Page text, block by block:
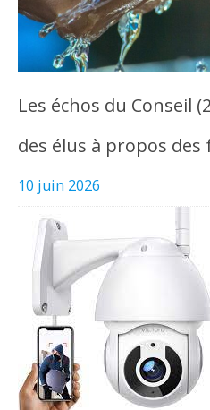
Les échos du Conseil
des élus à propos
10 juin 2026